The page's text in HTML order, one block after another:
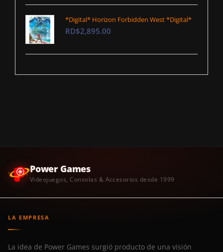
*Digital* Horizon Forbidden West *Digital*
RD$2,895.00
Power Games
Videojuegos, Consolas & Accesorios desde 1999
LA EMPRESA
La idea de Power Games surgió producto de una visión